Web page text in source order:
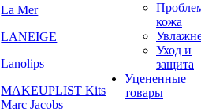
La Mer
LANEIGE
Lanolips
MAKEUPLIST Kits
Marc Jacobs
кожа
Уход и
защита
Уцененные
товары